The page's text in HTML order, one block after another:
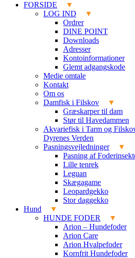
FORSIDE
LOG IND
Ordrer
DINE POINT
Downloads
Adresser
Kontoinformationer
Glemt adgangskode
Medie omtale
Kontakt
Om os
Damfisk i Filskov
Græskarper til dam
Stør til Havedammen
Akvariefisk i Tarm og
Dyrenes Verden
Pasningsvejledninger
Pasning af
Lille tenrek
Leguan
Skægagame
Leopardgekko
Stor daggekko
Hund
HUNDE FODER
Arion – Hundefoder
Arion Care
Arion Hvalpefoder
Kornfrit Hundefoder